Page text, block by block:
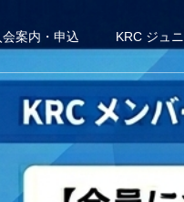
会案内・申込 KRC ジュ